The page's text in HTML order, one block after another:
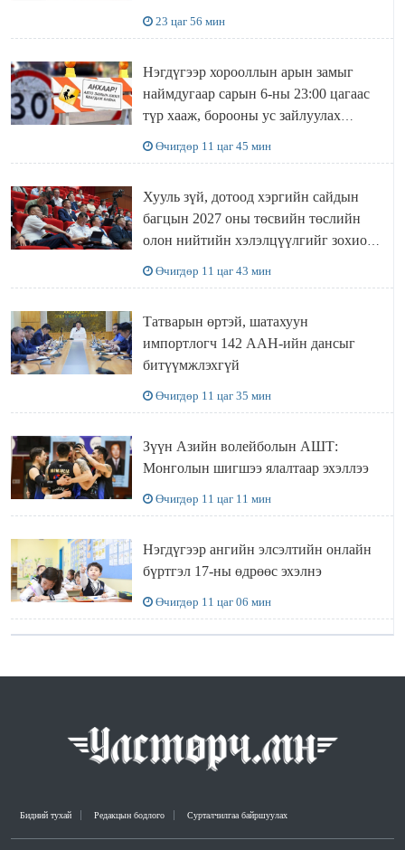
23 цаг 56 мин
Нэгдүгээр хорооллын арын замыг
наймдугаар сарын 6-ны 23:00 цагаас
түр хааж, борооны ус зайлуулах
Өчигдөр 11 цаг 45 мин
Хууль зүй, дотоод хэргийн сайдын
багцын 2027 оны төсвийн төслийн
олон нийтийн хэлэлцүүлгийг зохион
Өчигдөр 11 цаг 43 мин
Татварын өртэй, шатахуун
импортлогч 142 ААН-ийн дансыг
битүүмжлэхгүй
Өчигдөр 11 цаг 35 мин
Зүүн Азийн волейболын АШТ:
Монголын шигшээ ялалтаар эхэллээ
Өчигдөр 11 цаг 11 мин
Нэгдүгээр ангийн элсэлтийн онлайн
бүртгэл 17-ны өдрөөс эхэлнэ
Өчигдөр 11 цаг 06 мин
Бидний тухай Редакцын бодлого Сурталчилгаа байршуулах